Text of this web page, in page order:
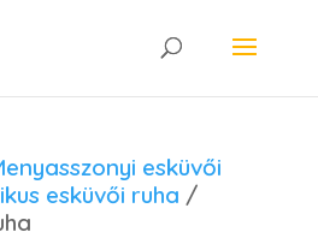
esküvői
esküvői ruha /